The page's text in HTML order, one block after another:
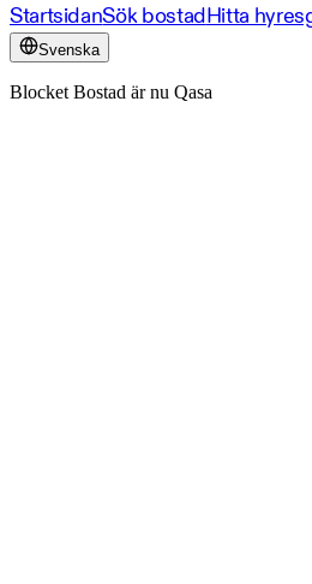
StartsidanSök bostadHitta
Svenska
Blocket Bostad är nu Qasa